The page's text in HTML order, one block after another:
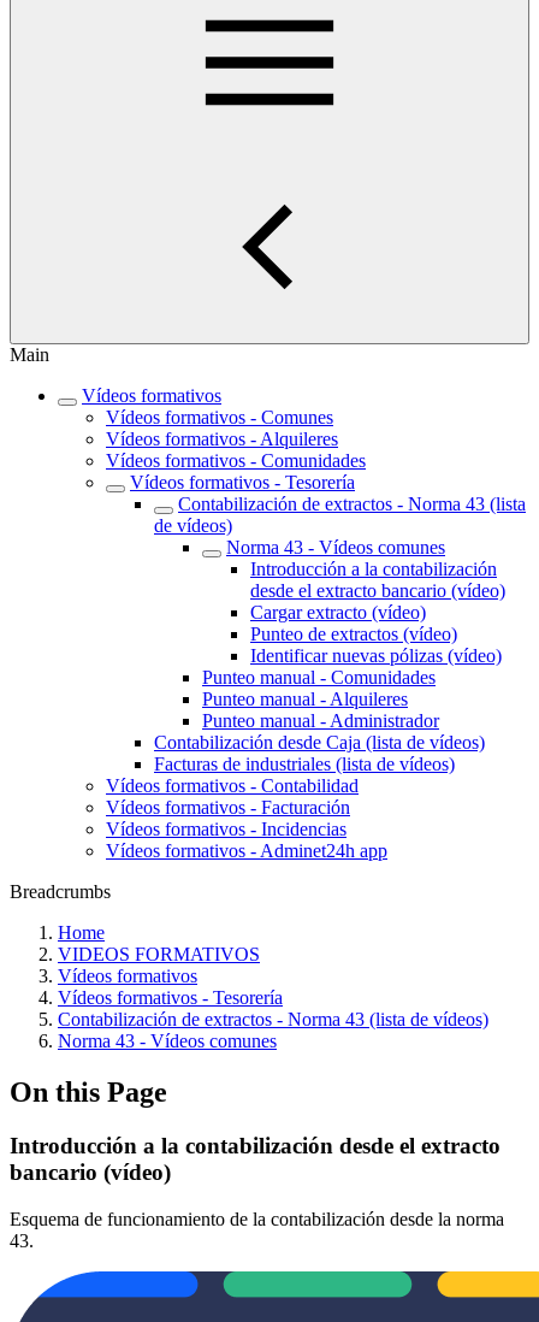
Main
Vídeos formativos
Vídeos formativos - Comunes
Vídeos formativos - Alquileres
Vídeos formativos - Comunidades
Vídeos formativos - Tesorería
Contabilización de extractos - Norma 43 (lista
de vídeos)
Norma 43 - Vídeos comunes
Introducción a la contabilización
desde el extracto bancario (vídeo)
Cargar extracto (vídeo)
Punteo de extractos (vídeo)
Identificar nuevas pólizas (vídeo)
Punteo manual - Comunidades
Punteo manual - Alquileres
Punteo manual - Administrador
Contabilización desde Caja (lista de vídeos)
Facturas de industriales (lista de vídeos)
Vídeos formativos - Contabilidad
Vídeos formativos - Facturación
Vídeos formativos - Incidencias
Vídeos formativos - Adminet24h app
Breadcrumbs
Home
VIDEOS FORMATIVOS
Vídeos formativos
Vídeos formativos - Tesorería
Contabilización de extractos - Norma 43 (lista de vídeos)
Norma 43 - Vídeos comunes
On this Page
Introducción a la contabilización desde el extracto
bancario (vídeo)
Esquema de funcionamiento de la contabilización desde la norma
43.